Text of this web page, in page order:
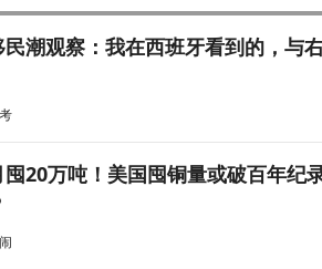
潮观察：我在西班牙看到的，与
20万吨！美国囤铜量或破百年纪